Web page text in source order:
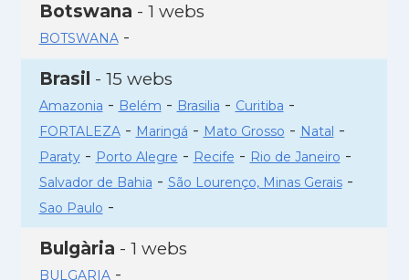
Botswana - 1 webs
BOTSWANA-
Brasil - 15 webs
Amazonia - Belém - Brasilia - Curitiba -
FORTALEZA- Maringá - Mato Grosso - Natal -
Paraty- Porto Alegre - Recife - Rio de Janeiro -
Salvador de Bahia - São Lourenço, Minas Gerais-
Sao Paulo -
Bulgària - 1 webs
BULGARIA-